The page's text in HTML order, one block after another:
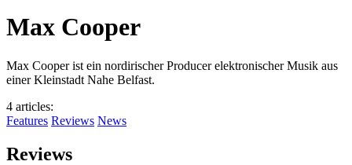
Max Cooper
Max Cooper ist ein nordirischer Producer elektronischer Musik aus
einer Kleinstadt Nahe Belfast.
4 articles:
Features Reviews News
Reviews